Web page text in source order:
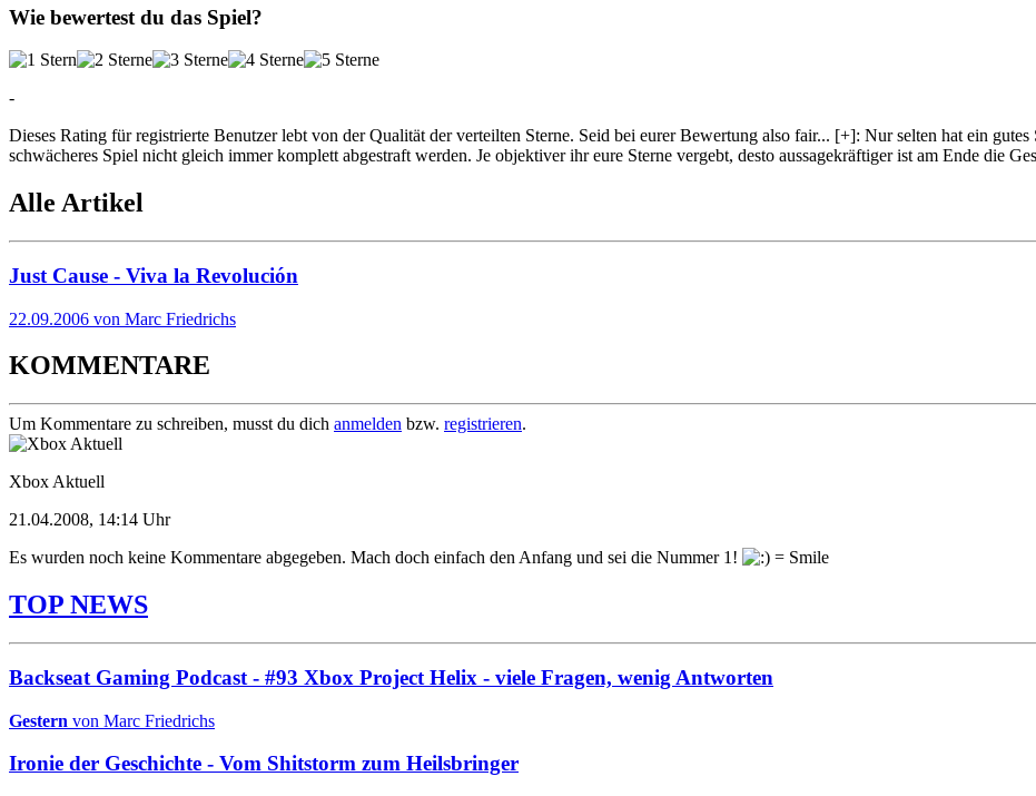
Wie bewertest du das Spiel?
-
Dieses Rating für registrierte Benutzer lebt von der Qualität der verteilten Sterne. Seid bei eurer Bewertung also fair... [+]: Nur selten hat ein
schwächeres Spiel nicht gleich immer komplett abgestraft werden. Je objektiver ihr eure Sterne vergebt, desto aussagekräftiger ist am Ende die
Alle Artikel
Just Cause - Viva la Revolución
22.09.2006 von Marc Friedrichs
KOMMENTARE
Um Kommentare zu schreiben, musst du dich anmelden bzw. registrieren.
Xbox Aktuell
21.04.2008, 14:14 Uhr
Es wurden noch keine Kommentare abgegeben. Mach doch einfach den Anfang und sei die Nummer 1!
TOP NEWS
Backseat Gaming Podcast - #93 Xbox Project Helix - viele Fragen, wenig Antworten
Gestern von Marc Friedrichs
Ironie der Geschichte - Vom Shitstorm zum Heilsbringer